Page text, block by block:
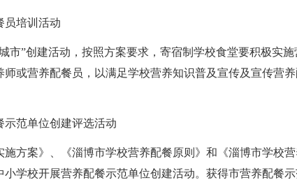
员培训活动
市”创建活动，按照方案要求，寄宿制学校食堂要积极实施
或营养配餐员，以满足学校营养知识普及宣传及宣传营
示范单位创建评选活动
方案》、《淄博市学校营养配餐原则》和《淄博市学校
学校开展营养配餐示范单位创建活动。获得市营养配餐